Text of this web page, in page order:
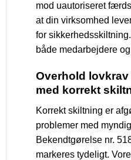
mod uautoriseret
at din virksomhed
for
både medarbejdere
Overhold
med korrekt
Korrekt skiltning er
problemer med
Bekendtgørelse nr.
markeres tydeligt.